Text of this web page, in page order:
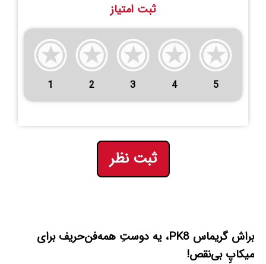
ثبت امتیاز
1 2 3 4 5
ثبت نظر
براش گریماس PK8، یه دوستِ همه‌فن‌حریف برای
میکاپِ بی‌نقص!